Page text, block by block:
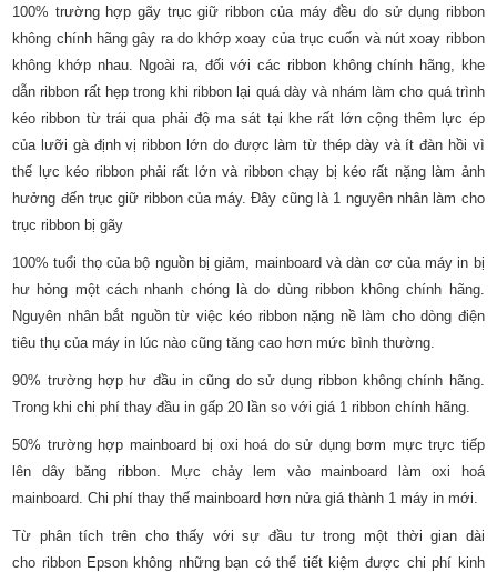
100% trường hợp gãy trục giữ ribbon của máy đều do sử dụng ribbon
không chính hãng gây ra do khớp xoay của trục cuốn và nút xoay ribbon
không khớp nhau. Ngoài ra, đối với các ribbon không chính hãng, khe
dẫn ribbon rất hẹp trong khi ribbon lại quá dày và nhám làm cho quá trình
kéo ribbon từ trái qua phải độ ma sát tại khe rất lớn cộng thêm lực ép
của lưỡi gà định vị ribbon lớn do được làm từ thép dày và ít đàn hồi vì
thế lực kéo ribbon phải rất lớn và ribbon chạy bị kéo rất nặng làm ảnh
hưởng đến trục giữ ribbon của máy. Đây cũng là 1 nguyên nhân làm cho
trục ribbon bị gãy
100% tuổi thọ của bộ nguồn bị giảm, mainboard và dàn cơ của máy in bị
hư hỏng một cách nhanh chóng là do dùng ribbon không chính hãng.
Nguyên nhân bắt nguồn từ việc kéo ribbon nặng nề làm cho dòng điện
tiêu thụ của máy in lúc nào cũng tăng cao hơn mức bình thường.
90% trường hợp hư đầu in cũng do sử dụng ribbon không chính hãng.
Trong khi chi phí thay đầu in gấp 20 lần so với giá 1 ribbon chính hãng.
50% trường hợp mainboard bị oxi hoá do sử dụng bơm mực trực tiếp
lên dây băng ribbon. Mực chảy lem vào mainboard làm oxi hoá
mainboard. Chi phí thay thế mainboard hơn nửa giá thành 1 máy in mới.
Từ phân tích trên cho thấy với sự đầu tư trong một thời gian dài
cho ribbon Epson không những bạn có thể tiết kiệm được chi phí kinh